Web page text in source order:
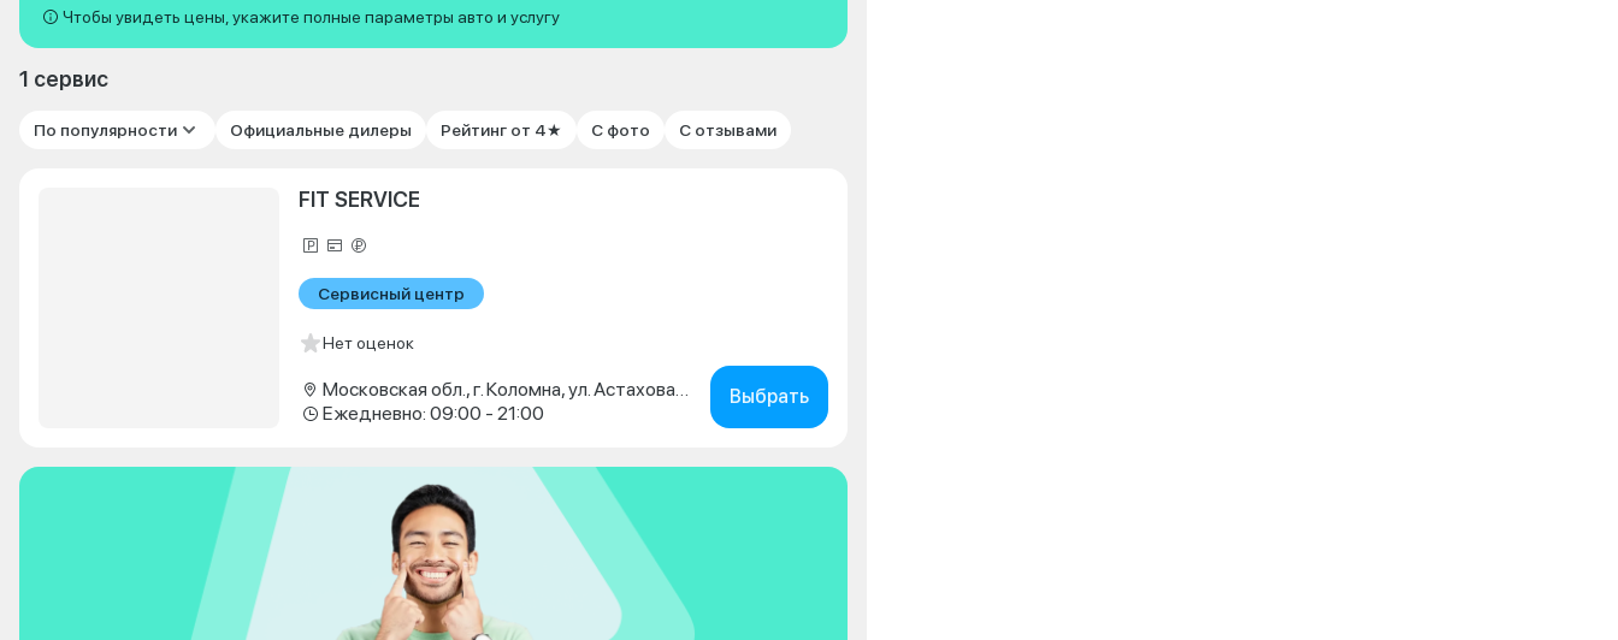
Чтобы увидеть цены, укажите полные параметры авто и услугу
1 сервис
По популярности Официальные дилеры Рейтинг от 4★ С фото С отзывами
FIT SERVICE
Сервисный центр
Нет оценок
Ежедневно: 09:00 - 21:00
Выбрать